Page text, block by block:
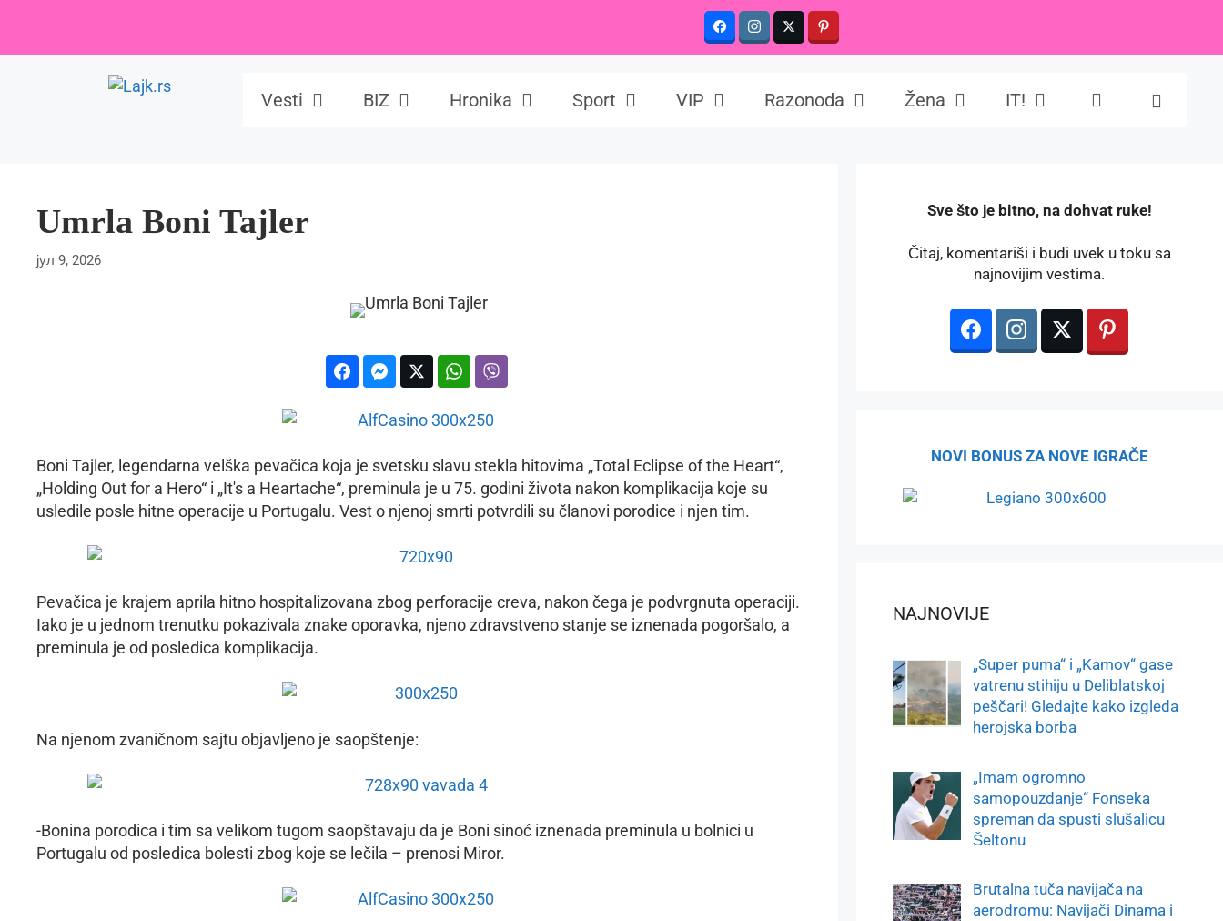
content
Vesti BIZ Hronika Sport VIP Razonoda Žena IT!
Umrla Boni Tajler
јул 9, 2026
Boni Tajler, legendarna velška pevačica koja je svetsku slavu stekla hitovima „Total Eclipse of the Heart“,
„Holding Out for a Hero“ i „It's a Heartache“, preminula je u 75. godini života nakon komplikacija koje su
usledile posle hitne operacije u Portugalu. Vest o njenoj smrti potvrdili su članovi porodice i njen tim.
Pevačica je krajem aprila hitno hospitalizovana zbog perforacije creva, nakon čega je podvrgnuta operaciji.
Iako je u jednom trenutku pokazivala znake oporavka, njeno zdravstveno stanje se iznenada pogoršalo, a
preminula je od posledica komplikacija.
Na njenom zvaničnom sajtu objavljeno je saopštenje:
-Bonina porodica i tim sa velikom tugom saopštavaju da je Boni sinoć iznenada preminula u bolnici u
Portugalu od posledica bolesti zbog koje se lečila – prenosi Miror.
️Sve što je bitno, na dohvat ruke!
Čitaj, komentariši i budi uvek u toku sa
najnovijim vestima.
NOVI BONUS ZA NOVE IGRAČE
NAJNOVIJE
„Super puma“ i „Kamov“ gase
vatrenu stihiju u Deliblatskoj
peščari! Gledajte kako izgleda
herojska borba
„Imam ogromno
samopouzdanje“ Fonseka
spreman da spusti slušalicu
Šeltonu
Brutalna tuča navijača na
aerodromu: Navijači Dinama i